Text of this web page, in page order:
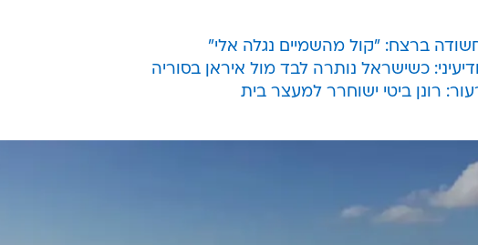
ברצח: "קול מהשמיים נגלה אלי"
כשישראל נותרה לבד מול איראן בסוריה
רונן ביטי ישוחרר למעצר בית